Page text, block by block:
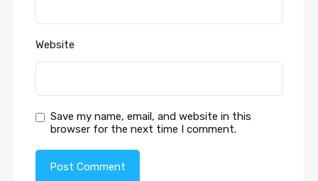
Website
Save my name, email, and website in this
browser for the next time I comment.